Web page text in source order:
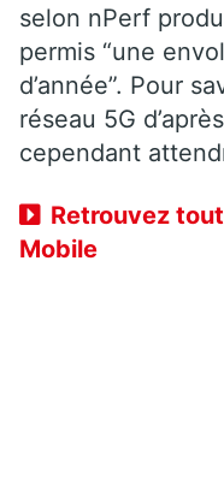
selon nPerf
permis “une
d’année”. Pour
réseau 5G
cependant
Retrouvez
Mobile